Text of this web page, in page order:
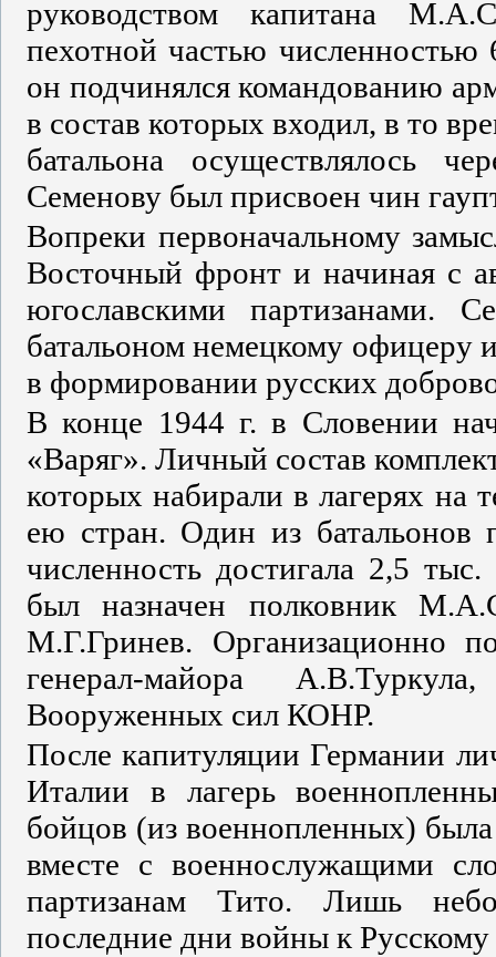
руководством капитана
пехотной частью
он подчинялся командованию
в состав которых входил, в то
батальона осуществлялось
Семенову был присвоен чин
Вопреки первоначальному
Восточный фронт и начиная с
югославскими партизанами.
батальоном немецкому офицеру
в формировании русских
В конце 1944 г. в Словении
«Варяг». Личный состав
которых набирали в лагерях на
ею стран. Один из батальонов
численность достигала 2,5
был назначен полковник
М.Г.Гринев. Организационно
генерал-майора
Вооруженных сил КОНР.
После капитуляции Германии
Италии в лагерь
бойцов (из военнопленных)
вместе с военнослужащими
партизанам Тито. Лишь
последние дни войны к